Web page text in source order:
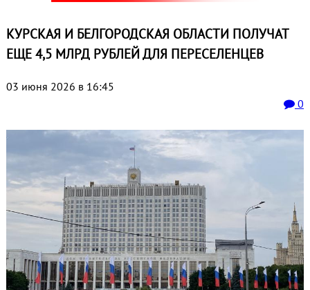
КУРСКАЯ И БЕЛГОРОДСКАЯ ОБЛАСТИ ПОЛУЧАТ
ЕЩЕ 4,5 МЛРД РУБЛЕЙ ДЛЯ ПЕРЕСЕЛЕНЦЕВ
03 июня 2026 в 16:45
0